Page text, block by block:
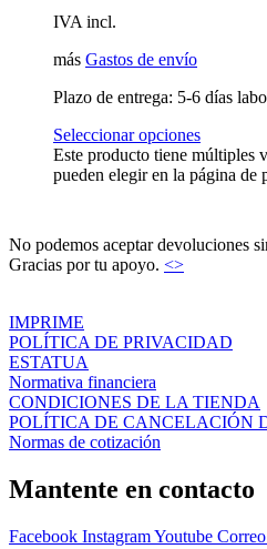
IVA incl.
más Gastos de envío
Plazo de entrega: 5-6 días
Seleccionar opciones
Este producto tiene múltiples
pueden elegir en la página de
No podemos aceptar devoluciones
Gracias por tu apoyo. <>
IMPRIME
POLÍTICA DE PRIVACIDAD
ESTATUA
Normativa financiera
CONDICIONES DE LA TIENDA
POLÍTICA DE CANCELACIÓN
Normas de cotización
Mantente en contacto
Facebook InstagramYoutube